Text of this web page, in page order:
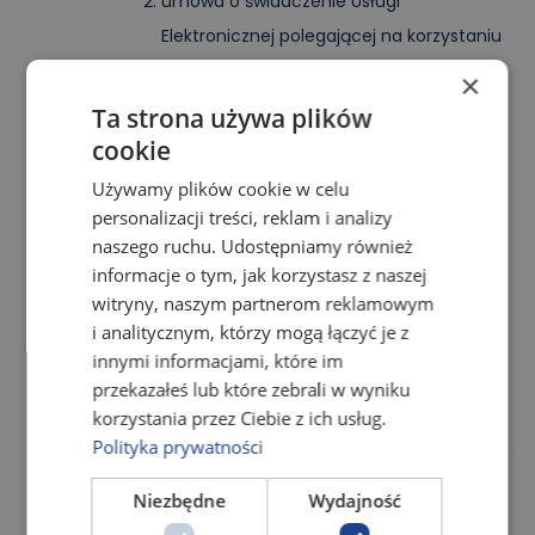
Elektronicznej polegającej na korzystaniu
nieoznaczony.
Wymagania techniczne niezbędne do
którym posługuje się Usługodawca:
komputer z dostępem do Internetu,
dostęp do poczty elektronicznej,
przeglądarka internetowa,
włączenie w przeglądarce internetowej
Cookies oraz Javascript.
Usługobiorca zobowiązany jest do korzystania
ze Strony w sposób zgodny z prawem i dobrymi
obyczajami mając na uwadze poszanowanie
dóbr osobistych i praw własności intelektualnej
×
Ta strona używa plików
cookie
Używamy plików cookie w celu
personalizacji treści, reklam i analizy
naszego ruchu. Udostępniamy również
informacje o tym, jak korzystasz z naszej
witryny, naszym partnerom reklamowym
i analitycznym, którzy mogą łączyć je z
innymi informacjami, które im
przekazałeś lub które zebrali w wyniku
korzystania przez Ciebie z ich usług.
Polityka prywatności
Niezbędne Wydajność